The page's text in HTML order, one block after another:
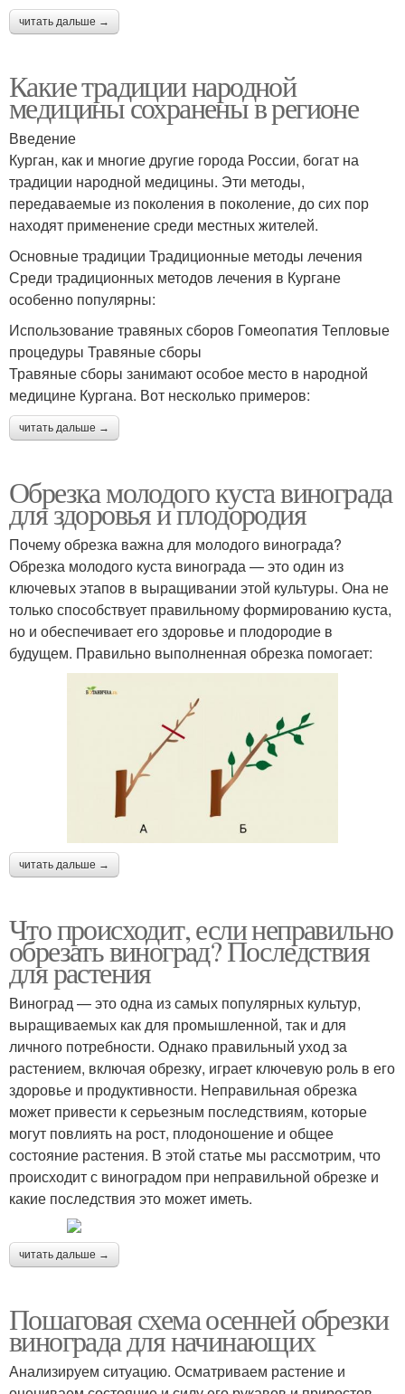
читать дальше →
Какие традиции народной
медицины сохранены в регионе
Введение
Курган, как и многие другие города России, богат на
традиции народной медицины. Эти методы,
передаваемые из поколения в поколение, до сих пор
находят применение среди местных жителей.
Основные традиции Традиционные методы лечения
Среди традиционных методов лечения в Кургане
особенно популярны:
Использование травяных сборов Гомеопатия Тепловые
процедуры Травяные сборы
Травяные сборы занимают особое место в народной
медицине Кургана. Вот несколько примеров:
читать дальше →
Обрезка молодого куста винограда
для здоровья и плодородия
Почему обрезка важна для молодого винограда?
Обрезка молодого куста винограда — это один из
ключевых этапов в выращивании этой культуры. Она не
только способствует правильному формированию куста,
но и обеспечивает его здоровье и плодородие в
будущем. Правильно выполненная обрезка помогает:
читать дальше →
Что происходит, если неправильно
обрезать виноград? Последствия
для растения
Виноград — это одна из самых популярных культур,
выращиваемых как для промышленной, так и для
личного потребности. Однако правильный уход за
растением, включая обрезку, играет ключевую роль в его
здоровье и продуктивности. Неправильная обрезка
может привести к серьезным последствиям, которые
могут повлиять на рост, плодоношение и общее
состояние растения. В этой статье мы рассмотрим, что
происходит с виноградом при неправильной обрезке и
какие последствия это может иметь.
читать дальше →
Пошаговая схема осенней обрезки
винограда для начинающих
Анализируем ситуацию. Осматриваем растение и